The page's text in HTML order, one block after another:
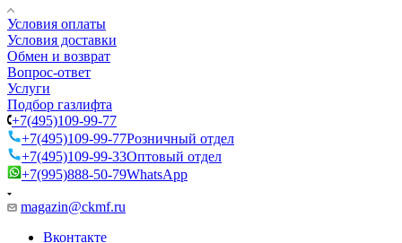
Условия оплаты
Условия доставки
Обмен и возврат
Вопрос-ответ
Услуги
Подбор газлифта
+7(495)109-99-77
+7(495)109-99-77Розничный отдел
+7(495)109-99-33Оптовый отдел
+7(995)888-50-79WhatsApp
magazin@ckmf.ru
Вконтакте